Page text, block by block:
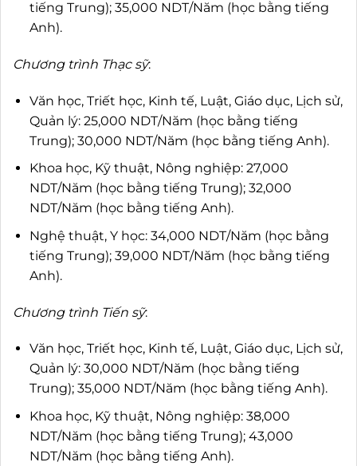
tiếng Trung); 35,000 NDT/Năm (học bằng tiếng
Anh).
Chương trình Thạc sỹ:
Văn học, Triết học, Kinh tế, Luật, Giáo dục, Lịch sử,
Quản lý: 25,000 NDT/Năm (học bằng tiếng
Trung); 30,000 NDT/Năm (học bằng tiếng Anh).
Khoa học, Kỹ thuật, Nông nghiệp: 27,000
NDT/Năm (học bằng tiếng Trung); 32,000
NDT/Năm (học bằng tiếng Anh).
Nghệ thuật, Y học: 34,000 NDT/Năm (học bằng
tiếng Trung); 39,000 NDT/Năm (học bằng tiếng
Anh).
Chương trình Tiến sỹ:
Văn học, Triết học, Kinh tế, Luật, Giáo dục, Lịch sử,
Quản lý: 30,000 NDT/Năm (học bằng tiếng
Trung); 35,000 NDT/Năm (học bằng tiếng Anh).
Khoa học, Kỹ thuật, Nông nghiệp: 38,000
NDT/Năm (học bằng tiếng Trung); 43,000
NDT/Năm (học bằng tiếng Anh).